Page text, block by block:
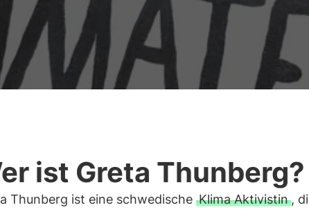
ist Greta Thunberg?
Thunberg ist eine schwedische Klima Aktivistin,